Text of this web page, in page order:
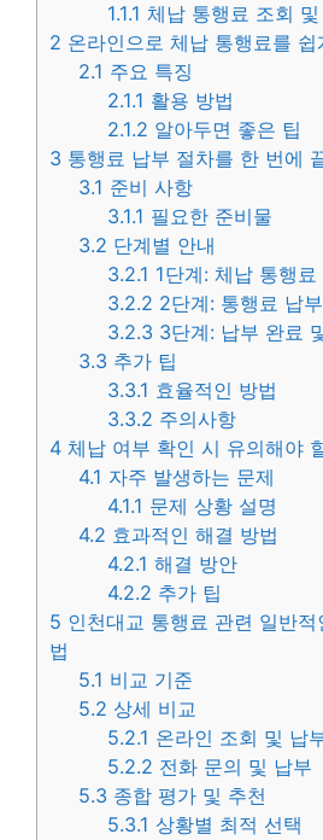
1.1.1 체납 통행료 조회
2 온라인으로 체납 통행료를 쉽
2.1 주요 특징
2.1.1 활용 방법
2.1.2 알아두면 좋은 팁
3 통행료 납부 절차를 한 번에
3.1 준비 사항
3.1.1 필요한 준비물
3.2 단계별 안내
3.2.1 1단계: 체납 통행료
3.2.2 2단계: 통행료 납
3.2.3 3단계: 납부 완료
3.3 추가 팁
3.3.1 효율적인 방법
3.3.2 주의사항
4 체납 여부 확인 시 유의해야
4.1 자주 발생하는 문제
4.1.1 문제 상황 설명
4.2 효과적인 해결 방법
4.2.1 해결 방안
4.2.2 추가 팁
5 인천대교 통행료 관련 일반
법
5.1 비교 기준
5.2 상세 비교
5.2.1 온라인 조회 및 납
5.2.2 전화 문의 및 납부
5.3 종합 평가 및 추천
5.3.1 상황별 최적 선택